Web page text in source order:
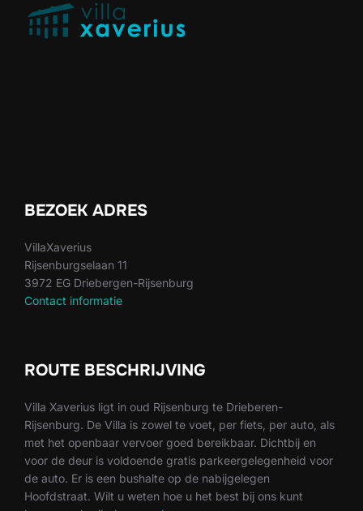
BEZOEK ADRES
VillaXaverius
Rijsenburgselaan 11
3972 EG Driebergen-Rijsenburg
Contact informatie
ROUTE BESCHRIJVING
Villa Xaverius ligt in oud Rijsenburg te Drieberen-
Rijsenburg. De Villa is zowel te voet, per fiets, per auto, als
met het openbaar vervoer goed bereikbaar. Dichtbij en
voor de deur is voldoende gratis parkeergelegenheid voor
de auto. Er is een bushalte op de nabijgelegen
Hoofdstraat. Wilt u weten hoe u het best bij ons kunt